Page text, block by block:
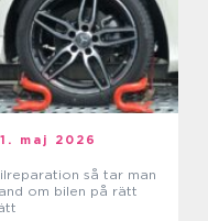
maj 2026
så tar man
om bilen på rätt